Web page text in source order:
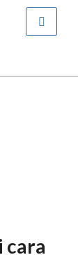
cara